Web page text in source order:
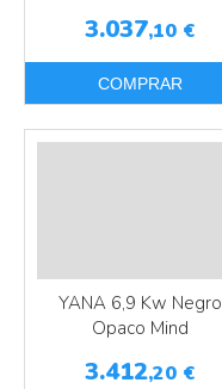
3.037,10 €
COMPRAR
YANA 6,9 Kw Negro
Opaco Mind
3.412,20 €
Más info